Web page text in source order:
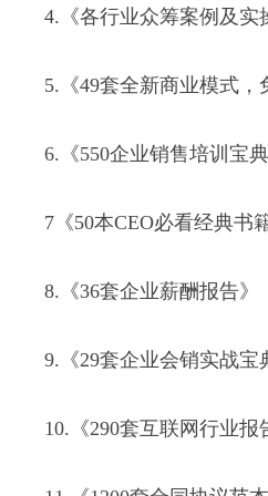
4.《各行业众筹案例及实
5.《49套全新商业模式，
6.《550企业销售培训宝典
7《50本CEO必看经典书
8.《36套企业薪酬报告》
9.《29套企业会销实战宝
10.《290套互联网行业报